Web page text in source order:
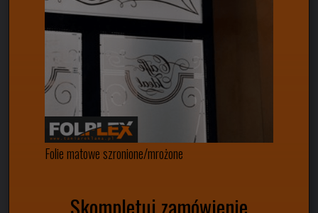
Folie matowe szronione/mrożone